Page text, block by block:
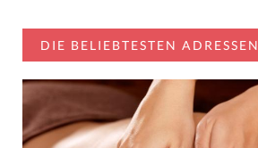
DIE BELIEBTESTEN ADRESSEN